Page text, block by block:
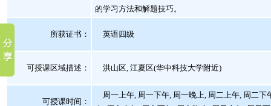
的学习方法和解题技巧。
所获证书 ： 英语四级
可授课区域描述： 洪山区, 江夏区(华中科技大学附近)
可授课时间：
周一上午, 周一下午, 周一晚上, 周二上午, 周二